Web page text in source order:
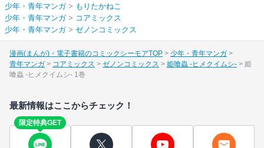
少年・青年マンガ> もりたかねこ
少年・青年マンガ> コアミックス
少年・青年マンガ> ゼノンコミックス
漫画(まんが)・電子書籍のコミックシーモアTOP
少年・青年マンガ
青年マンガ
コアミックス ゼノンコミックス 姫喰蟲 -ヒメクイムシ-
姫
喰蟲 -ヒメクイムシ- 1巻
最新情報はここからチェック！
限定特典GET